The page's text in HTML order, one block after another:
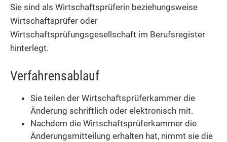
Sie sind als Wirtschaftsprüferin beziehungsweise
Wirtschaftsprüfer oder
Wirtschaftsprüfungsgesellschaft im Berufsregister
hinterlegt.
Verfahrensablauf
Sie teilen der Wirtschaftsprüferkammer die
Änderung schriftlich oder elektronisch mit.
Nachdem die Wirtschaftsprüferkammer die
Änderungsmitteilung erhalten hat, nimmt sie die